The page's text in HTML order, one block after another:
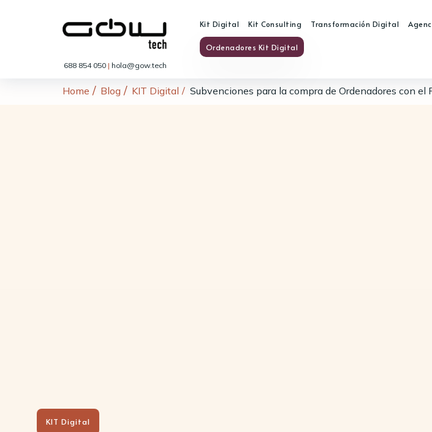
Kit Digital
Ordenadores Kit Digital
Kit Consulting Transformación Digital
688 854 050 | hola@gow.tech
Home Blog KIT Digital Subvenciones para la compra de Ordenadores con
KIT Digital